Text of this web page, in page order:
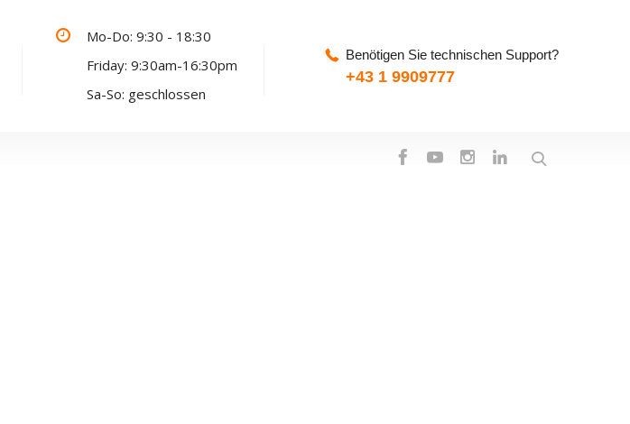
Mo-Do: 9:30 - 18:30
Friday: 9:30am-16:30pm
Sa-So: geschlossen
Benötigen Sie technischen Support?
+43 1 9909777